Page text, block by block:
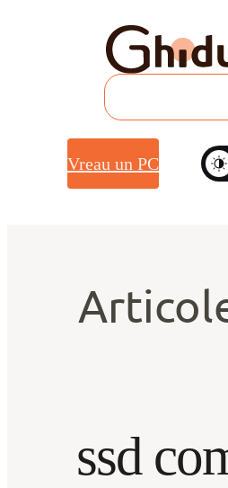
Vreau un PC
ssd